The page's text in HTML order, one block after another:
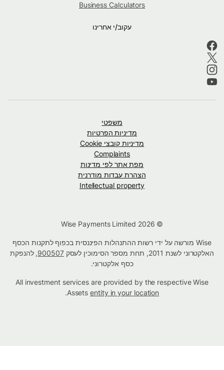
Business Calculators
עקוב/י אחרינו
משפטי
מדיניות הפרטיות
מדיניות קובצי Cookie
Complaints
מפת אתר לפי מדינות
הצהרת עבדות מודרנית
Intellectual property
Wise מורשה על ידי רשות ההתנהלות הפיננסית בכפוף לתקנות הכסף
האלקטרוני לשנת 2011, תחת מספר הסימוכין לעסק
900507, להנפקת
כסף אלקטרוני.
All investment services are provided by the respective Wise
Assetsentity in your location
.